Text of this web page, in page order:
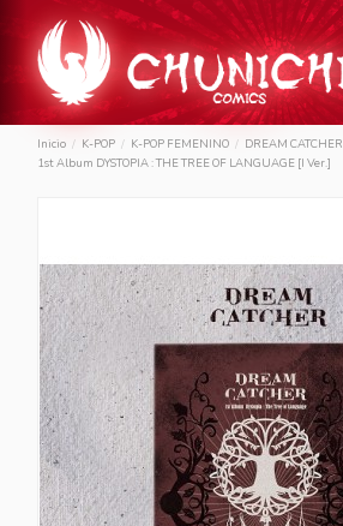
Inicio K-POP K-POP FEMENINO DREAM CATCHER
1st Album DYSTOPIA : THE TREE OF LANGUAGE [I Ver.]